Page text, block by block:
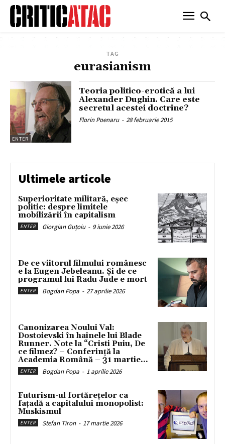
TAG
eurasianism
ENTER
Teoria politico-erotică a lui
Alexander Dughin. Care este
secretul acestei doctrine?
Florin Poenaru - 28 februarie 2015
Ultimele articole
Superioritate militară, eșec
politic: despre limitele
mobilizării în capitalism
ENTER Giorgian Guțoiu - 9 iunie 2026
De ce viitorul filmului românesc
e la Eugen Jebeleanu. Și de ce
programul lui Radu Jude e mort
ENTER Bogdan Popa - 27 aprilie 2026
Canonizarea Noului Val:
Dostoievski în hainele lui Blade
Runner. Note la “Cristi Puiu, De
ce filmez? – Conferință la
Academia Română – 31 martie...
ENTER Bogdan Popa - 1 aprilie 2026
Futurism-ul fortărețelor ca
fațadă a capitalului monopolist:
Muskismul
ENTER Stefan Tiron - 17 martie 2026